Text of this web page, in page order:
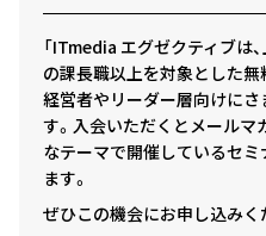
「ITmedia エグゼクティブは
の課長職以上を対象とした無
経営者やリーダー層向けに
す。入会いただくとメールマ
なテーマで開催しているセ
ます。
ぜひこの機会にお申し込みく